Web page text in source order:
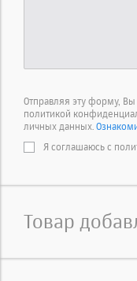
Отправляя эту форму,
политикой
личных данных.
Я соглашаюсь с
Товар